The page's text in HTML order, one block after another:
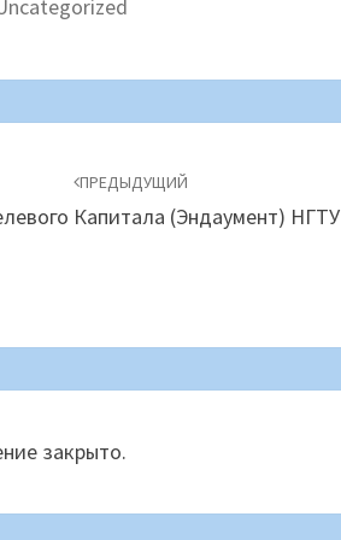
ПРЕДЫДУЩИЙ
Капитала (эндаумент) НГТУ
закрыто.